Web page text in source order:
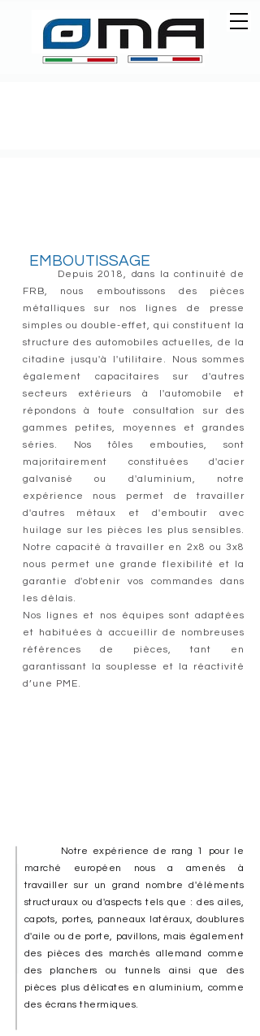
EMBOUTISSAGE
Depuis 2018, dans la continuité de
FRB, nous emboutissons des pièces
métalliques sur nos lignes de presse
simples ou double-effet, qui constituent la
structure des automobiles actuelles, de la
citadine jusqu'à l'utilitaire. Nous sommes
également capacitaires sur d'autres
secteurs extérieurs à l'automobile et
répondons à toute consultation sur des
gammes petites, moyennes et grandes
séries. Nos tôles embouties, sont
majoritairement constituées d'acier
galvanisé ou d'aluminium, notre
expérience nous permet de travailler
d'autres métaux et d'emboutir avec
huilage sur les pièces les plus sensibles.
Notre capacité à travailler en 2x8 ou 3x8
nous permet une grande flexibilité et la
garantie d'obtenir vos commandes dans
les délais.
Nos lignes et nos équipes sont adaptées
et habituées à accueillir de nombreuses
références de pièces, tant en
garantissant la souplesse et la réactivité
d’une PME.
Notre expérience de rang 1
pour le
marché européen nous a amenés à
travailler sur un grand nombre d'éléments
structuraux ou d'aspects tels que : des ailes,
capots, portes, panneaux latéraux, doublures
d'aile ou de porte, pavillons, mais également
des pièces des marchés allemand comme
des planchers ou tunnels ainsi que des
pièces plus délicates en aluminium, comme
des écrans thermiques.